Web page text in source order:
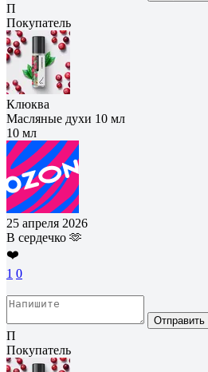
П
Покупатель
Клюква
Масляные духи 10 мл
10 мл
25 апреля 2026
В сердечко 🫶
❤️
1 0
Отправить
П
Покупатель